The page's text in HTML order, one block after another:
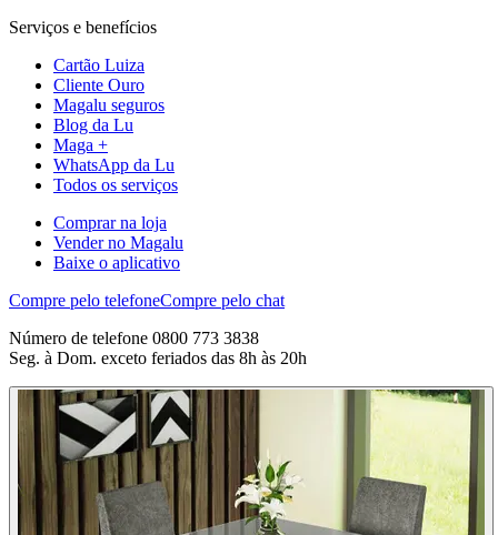
Serviços e benefícios
Cartão Luiza
Cliente Ouro
Magalu seguros
Blog da Lu
Maga +
WhatsApp da Lu
Todos os serviços
Comprar na loja
Vender no Magalu
Baixe o aplicativo
Compre pelo telefoneCompre pelo chat
Número de telefone 0800 773 3838
Seg. à Dom. exceto feriados das 8h às 20h